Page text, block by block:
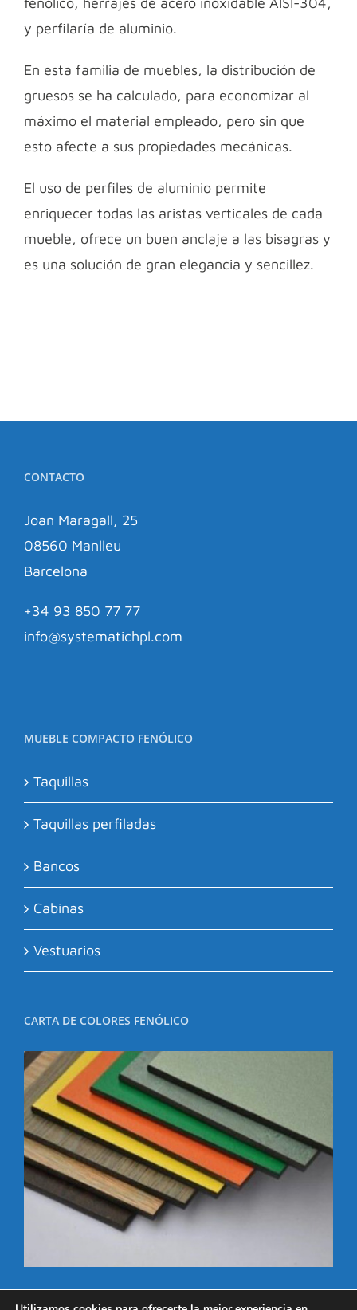
y perfilaría de aluminio.
En esta familia de muebles, la distribución de
gruesos se ha calculado, para economizar al
máximo el material empleado, pero sin que
esto afecte a sus propiedades mecánicas.
El uso de perfiles de aluminio permite
enriquecer todas las aristas verticales de cada
mueble, ofrece un buen anclaje a las bisagras y
es una solución de gran elegancia y sencillez.
CONTACTO
Joan Maragall, 25
08560 Manlleu
Barcelona
+34 93 850 77 77
info@systematichpl.com
MUEBLE COMPACTO FENÓLICO
Taquillas
Taquillas perfiladas
Bancos
Cabinas
Vestuarios
CARTA DE COLORES FENÓLICO